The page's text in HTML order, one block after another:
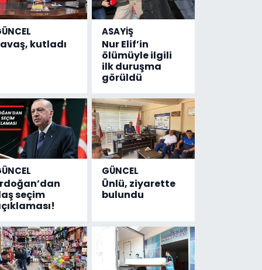
kutladı
ASAYİŞ
Nur Elif’in
ölümüyle ilgili
ilk duruşma
görüldü
seçim
GÜNCEL
Ünlü, ziyarette
bulundu